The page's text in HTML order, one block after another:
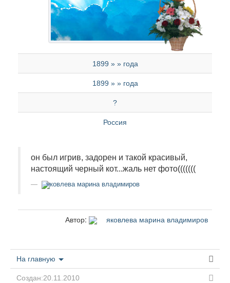
1899 » » года
1899 » » года
?
Россия
он был игрив, задорен и такой красивый,
настоящий черный кот...жаль нет фото(((((((
яковлева марина владимиров
Автор: яковлева марина владимиров
На главную
Создан:20.11.2010